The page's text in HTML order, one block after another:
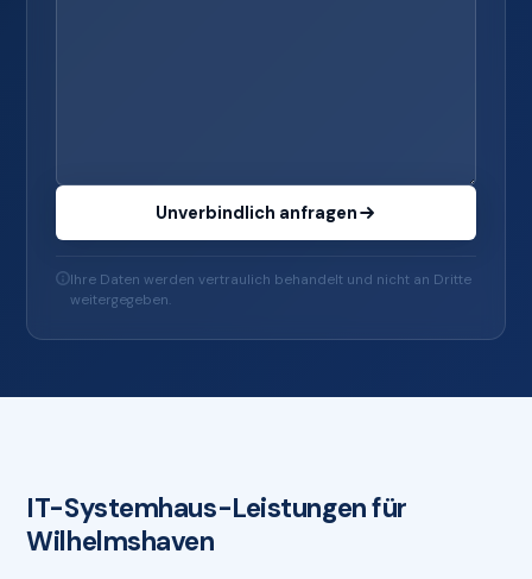
Unverbindlich anfragen
Ihre Daten werden vertraulich behandelt und nicht an Dritte
weitergegeben.
IT-Systemhaus-Leistungen für
Wilhelmshaven